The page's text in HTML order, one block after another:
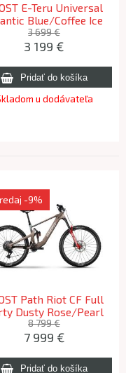
E-Teru Universal
Blue/Coffee Ice
Rose - L 2025
3 699 €
3 199 €
u dodávateľa
Path Riot CF Full
Dusty Rose/Pearl
Grey Glossy - M (170-
182cm) 2026
-9%
8 799 €
7 999 €